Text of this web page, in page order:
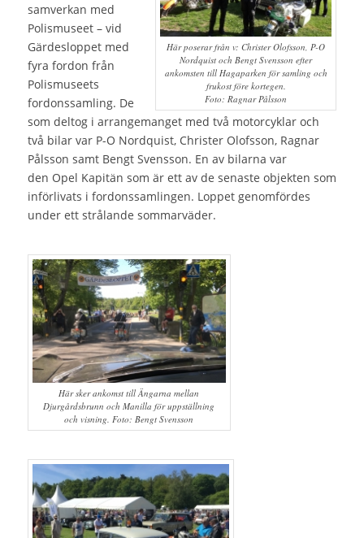
Här poserar från v: Christer Olofsson, P-O
Nordquist och Bengt Svensson efter
ankomsten till Hagaparken för samling och
frukost före kortegen.
Foto: Ragnar Pålsson
samverkan med
Polismuseet – vid
Gärdesloppet med
fyra fordon från
Polismuseets
fordonssamling. De
som deltog i arrangemanget med två motorcyklar och
två bilar var P-O Nordquist, Christer Olofsson, Ragnar
Pålsson samt Bengt Svensson. En av bilarna var
den Opel Kapitän som är ett av de senaste objekten som
införlivats i fordonssamlingen. Loppet genomfördes
under ett strålande sommarväder.
Här sker ankomst till Ängarna mellan
Djurgårdsbrunn och Manilla för uppställning
och visning. Foto: Bengt Svensson